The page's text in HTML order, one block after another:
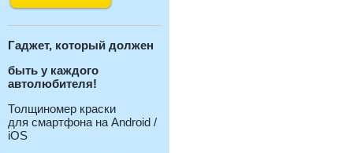
Гаджет, который должен
быть у каждого
автолюбителя!
Толщиномер краски
для смартфона на Android /
iOS